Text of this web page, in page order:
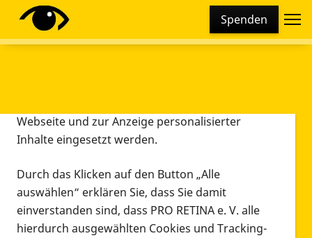
Spenden
Diese Webseite setzt verschiedene Cookies und
Tracking-Tools ein. Dies beinhaltet Cookies und
Webseite und zur Anzeige personalisierter
Inhalte eingesetzt werden.
Durch das Klicken auf den Button „Alle
auswählen“ erklären Sie, dass Sie damit
einverstanden sind, dass PRO RETINA e. V. alle
hierdurch ausgewählten Cookies und Tracking-